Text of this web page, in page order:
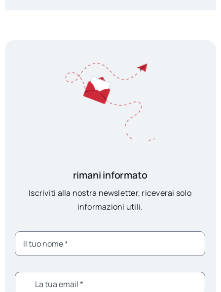
rimani informato
Iscriviti alla nostra newsletter, riceverai solo
informazioni utili.